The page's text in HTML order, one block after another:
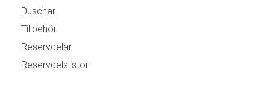
Duschar
Tillbehör
Reservdelar
Reservdelslistor